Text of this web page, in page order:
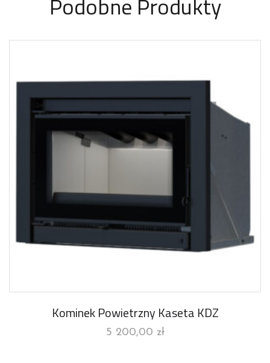
Kominek Powietrzny Kaseta KDZ
5 200,00 zł